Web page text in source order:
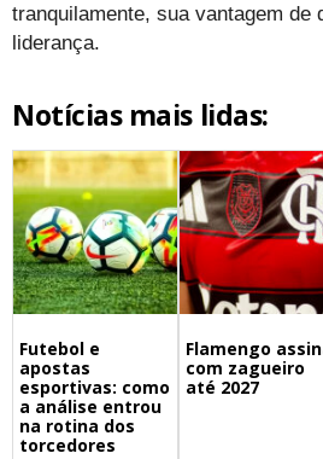
tranquilamente, sua vantagem de
liderança.
Notícias mais lidas:
Futebol e
apostas
esportivas: como
a análise entrou
na rotina dos
torcedores
Flamengo
com zagueiro
até 2027